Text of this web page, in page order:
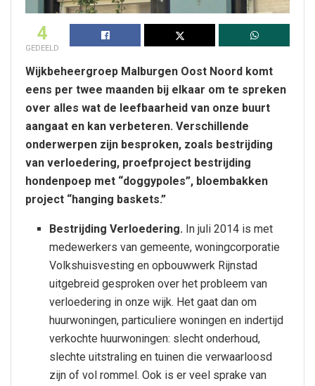
4
GEDEELD
Wijkbeheergroep Malburgen Oost Noord komt
eens per twee maanden bij elkaar om te spreken
over alles wat de leefbaarheid van onze buurt
aangaat en kan verbeteren. Verschillende
onderwerpen zijn besproken, zoals bestrijding
van verloedering, proefproject bestrijding
hondenpoep met “doggypoles”, bloembakken
project “hanging baskets.”
Bestrijding Verloedering. In juli 2014 is met
medewerkers van gemeente, woningcorporatie
Volkshuisvesting en opbouwwerk Rijnstad
uitgebreid gesproken over het probleem van
verloedering in onze wijk. Het gaat dan om
huurwoningen, particuliere woningen en indertijd
verkochte huurwoningen: slecht onderhoud,
slechte uitstraling en tuinen die verwaarloosd
zijn of vol rommel. Ook is er veel sprake van